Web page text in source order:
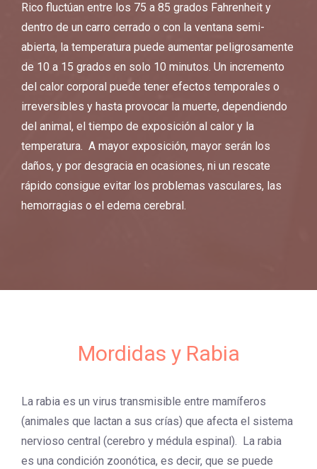
Rico fluctúan entre los 75 a 85 grados Fahrenheit y
dentro de un carro cerrado o con la ventana semi-
abierta, la temperatura puede aumentar peligrosamente
de 10 a 15 grados en solo 10 minutos. Un incremento
del calor corporal puede tener efectos temporales o
irreversibles y hasta provocar la muerte, dependiendo
del animal, el tiempo de exposición al calor y la
temperatura. A mayor exposición, mayor serán los
daños, y por desgracia en ocasiones, ni un rescate
rápido consigue evitar los problemas vasculares, las
hemorragias o el edema cerebral.
Mordidas y Rabia
La rabia es un virus transmisible entre mamíferos
(animales que lactan a sus crías) que afecta el sistema
nervioso central (cerebro y médula espinal). La rabia
es una condición zoonótica, es decir, que se puede